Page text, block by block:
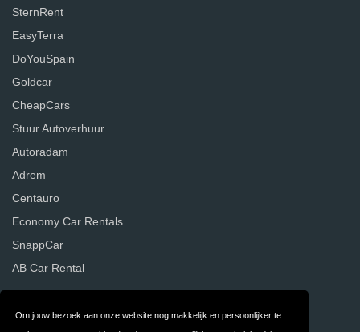
Om jouw bezoek aan onze website nog makkelijk en persoonlijker te
SternRent
EasyTerra
DoYouSpain
Goldcar
CheapCars
Stuur Autoverhuur
Autoradam
Adrem
Centauro
Economy Car Rentals
SnappCar
AB Car Rental
Contact Privacy